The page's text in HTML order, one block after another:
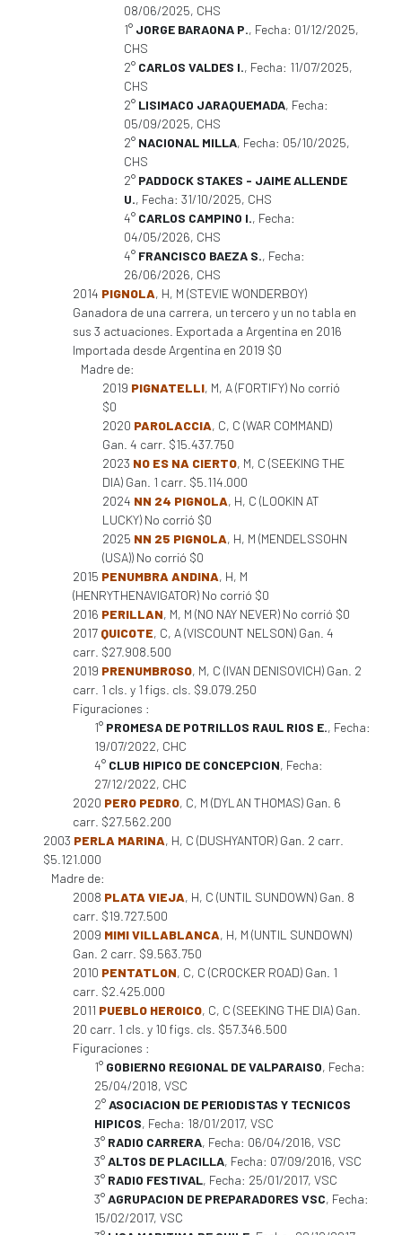
08/06/2025, CHS
1° JORGE BARAONA P., Fecha: 01/12/2025,
CHS
2° CARLOS VALDES I., Fecha: 11/07/2025,
CHS
2° LISIMACO JARAQUEMADA, Fecha:
05/09/2025, CHS
2° NACIONAL MILLA, Fecha: 05/10/2025,
CHS
2° PADDOCK STAKES - JAIME ALLENDE
U., Fecha: 31/10/2025, CHS
4° CARLOS CAMPINO I., Fecha:
04/05/2026, CHS
4° FRANCISCO BAEZA S., Fecha:
26/06/2026, CHS
2014 PIGNOLA, H, M (STEVIE WONDERBOY)
Ganadora de una carrera, un tercero y un no tabla en
sus 3 actuaciones. Exportada a Argentina en 2016
Importada desde Argentina en 2019 $0
Madre de:
2019 PIGNATELLI, M, A (FORTIFY) No corrió
$0
2020 PAROLACCIA, C, C (WAR COMMAND)
Gan. 4 carr. $15.437.750
2023 NO ES NA CIERTO, M, C (SEEKING THE
DIA) Gan. 1 carr. $5.114.000
2024 NN 24 PIGNOLA, H, C (LOOKIN AT
LUCKY) No corrió $0
2025 NN 25 PIGNOLA, H, M (MENDELSSOHN
(USA)) No corrió $0
2015 PENUMBRA ANDINA, H, M
(HENRYTHENAVIGATOR) No corrió $0
2016 PERILLAN, M, M (NO NAY NEVER) No corrió $0
2017 QUICOTE, C, A (VISCOUNT NELSON) Gan. 4
carr. $27.908.500
2019 PRENUMBROSO, M, C (IVAN DENISOVICH) Gan. 2
carr. 1 cls. y 1 figs. cls. $9.079.250
Figuraciones :
1° PROMESA DE POTRILLOS RAUL RIOS E., Fecha:
19/07/2022, CHC
4° CLUB HIPICO DE CONCEPCION, Fecha:
27/12/2022, CHC
2020 PERO PEDRO, C, M (DYLAN THOMAS) Gan. 6
carr. $27.562.200
2003 PERLA MARINA, H, C (DUSHYANTOR) Gan. 2 carr.
$5.121.000
Madre de:
2008 PLATA VIEJA, H, C (UNTIL SUNDOWN) Gan. 8
carr. $19.727.500
2009 MIMI VILLABLANCA, H, M (UNTIL SUNDOWN)
Gan. 2 carr. $9.563.750
2010 PENTATLON, C, C (CROCKER ROAD) Gan. 1
carr. $2.425.000
2011 PUEBLO HEROICO, C, C (SEEKING THE DIA) Gan.
20 carr. 1 cls. y 10 figs. cls. $57.346.500
Figuraciones :
1° GOBIERNO REGIONAL DE VALPARAISO, Fecha:
25/04/2018, VSC
2°ASOCIACION DE PERIODISTAS Y TECNICOS
HIPICOS, Fecha: 18/01/2017, VSC
3° RADIO CARRERA, Fecha: 06/04/2016, VSC
3°ALTOS DE PLACILLA, Fecha: 07/09/2016, VSC
3° RADIO FESTIVAL, Fecha: 25/01/2017, VSC
3°AGRUPACION DE PREPARADORES VSC, Fecha:
15/02/2017, VSC